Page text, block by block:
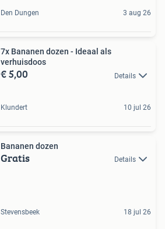
Den Dungen 3 aug 26
7x Bananen dozen - Ideaal als
verhuisdoos
€ 5,00 Details
Klundert 10 jul 26
Bananen dozen
Gratis Details
Stevensbeek 18 jul 26